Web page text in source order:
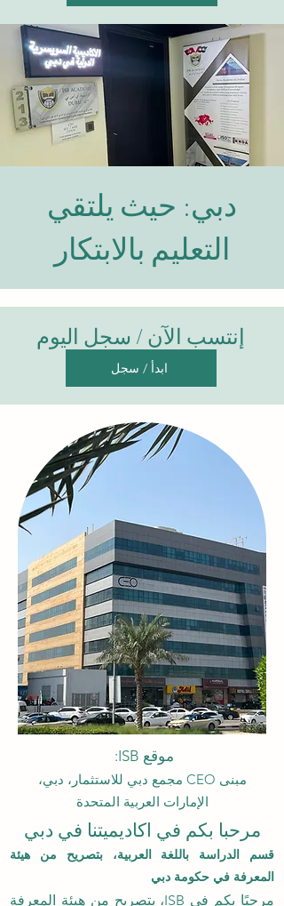
دبي: حيث يلتقي
التعليم بالابتكار
إنتسب الآن / سجل اليوم
ابدأ / سجل
موقع ISB:
مبنى CEO مجمع دبي للاستثمار، دبي،
الإمارات العربية المتحدة
مرحبا بكم في اكاديميتنا في دبي
قسم الدراسة باللغة العربية، بتصريح من هيئة
المعرفة في حكومة دبي
مرحبًا بكم في
ISB، بتصريح من هيئة المعرفة